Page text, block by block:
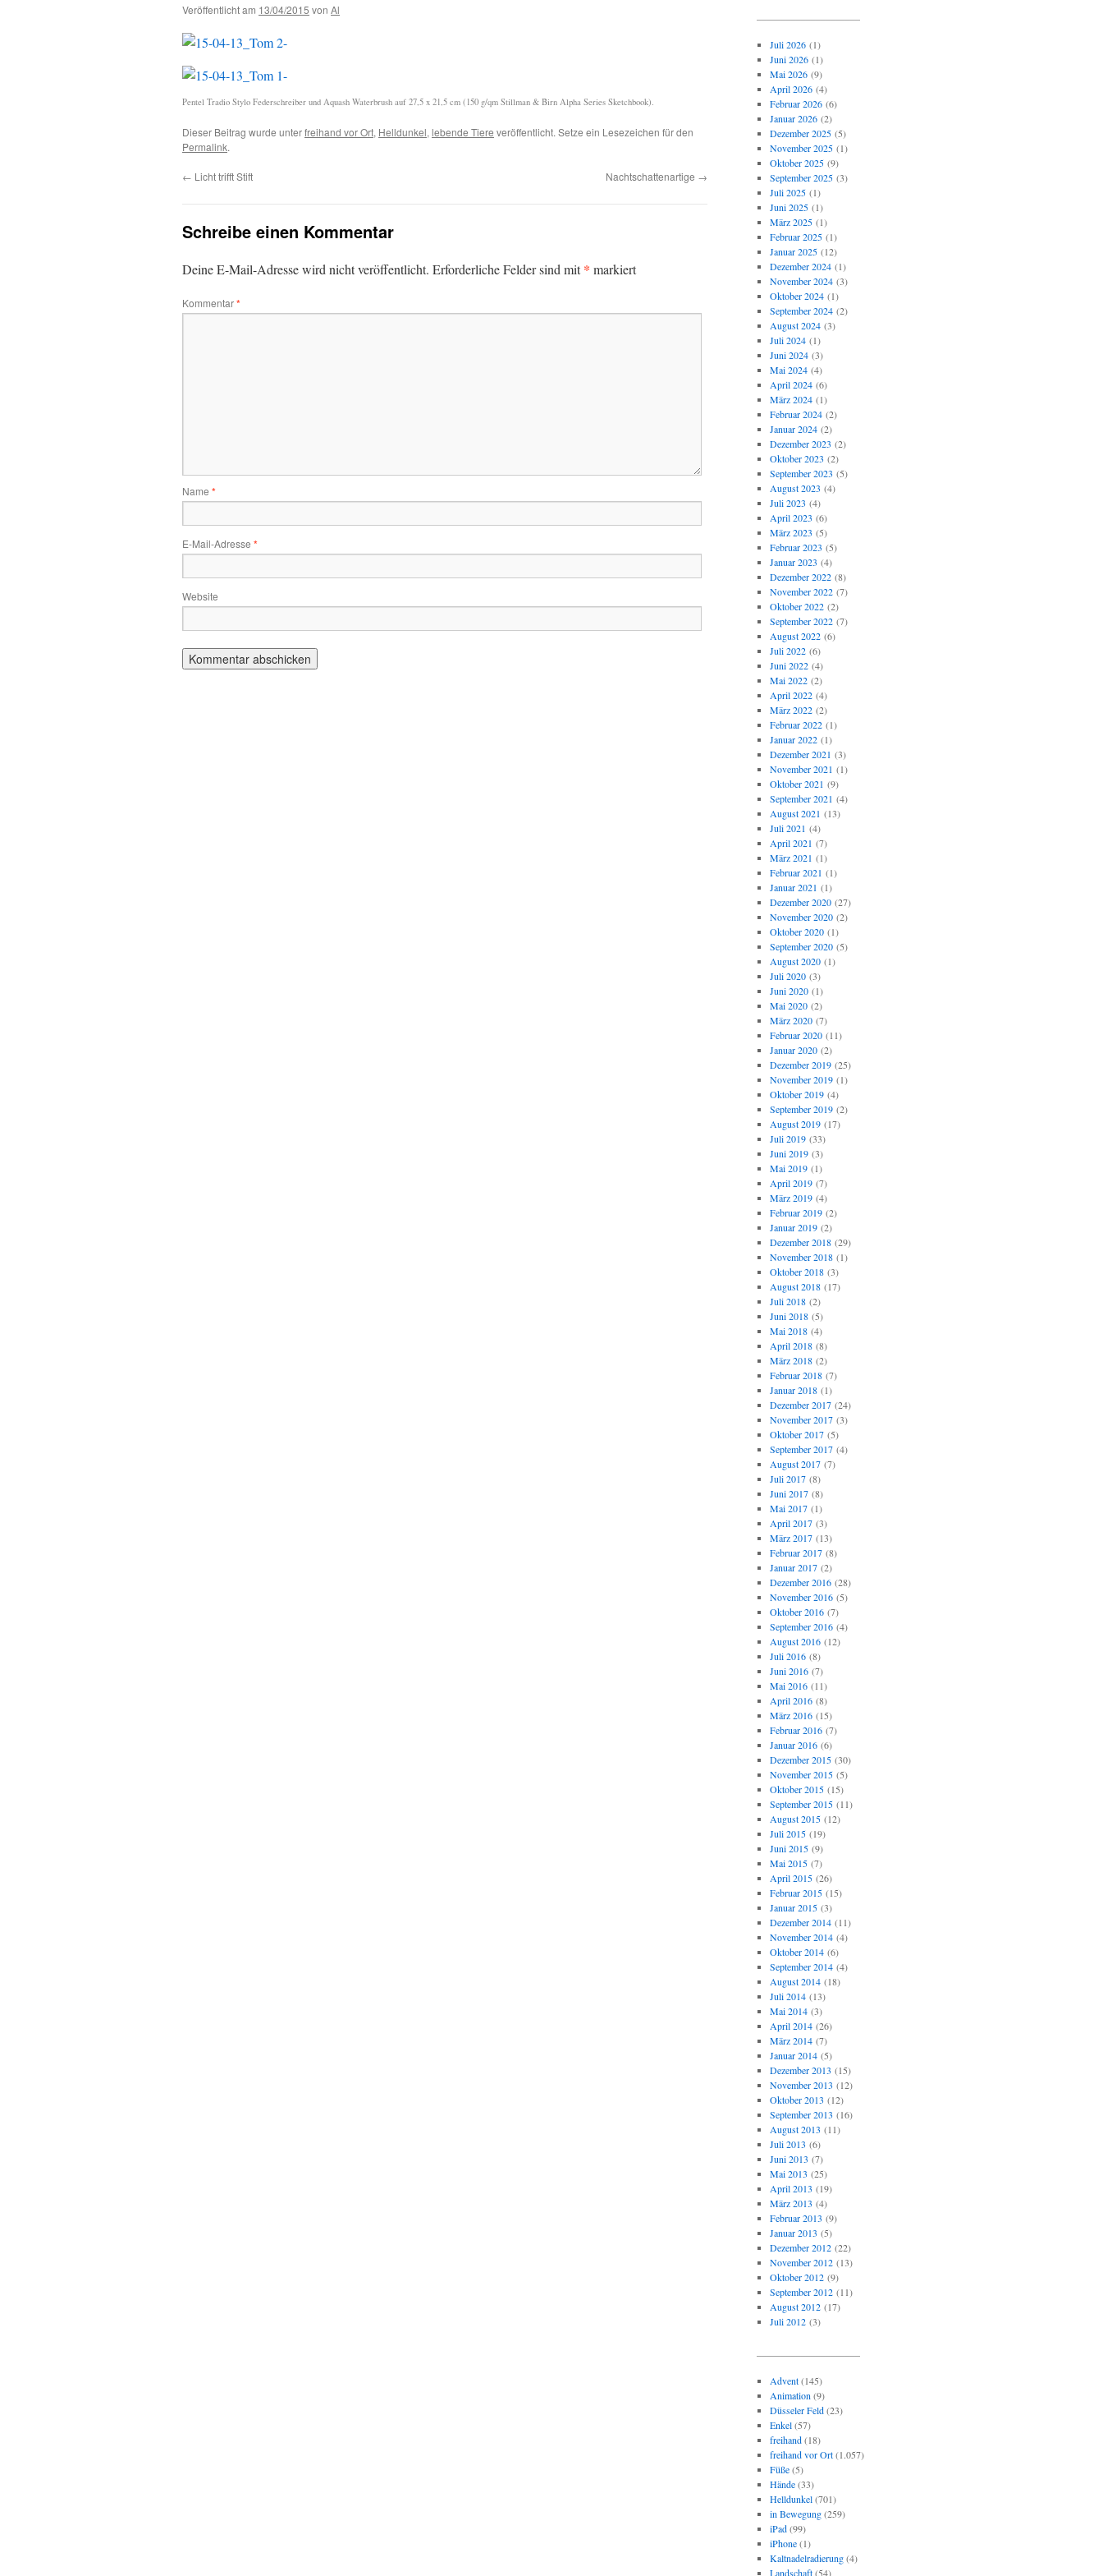
Veröffentlicht am 13/04/2015 von Al
Pentel Tradio Stylo Federschreiber und Aquash Waterbrush auf 27,5 x 21,5 cm (150 g/qm Stillman & Birn Alpha Series Sketchbook).
Dieser Beitrag wurde unterfreihand vor Ort, Helldunkel, lebende Tiere veröffentlicht. Setze ein Lesezeichen für den
Permalink.
← Licht trifft Stift Nachtschattenartige →
Schreibe einen Kommentar
Deine E-Mail-Adresse wird nicht veröffentlicht. Erforderliche Felder sind mit* markiert
Kommentar*
Name *
E-Mail-Adresse *
Website
Juli 2026(1)
Juni 2026(1)
Mai 2026(9)
April 2026(4)
Februar 2026(6)
Januar 2026(2)
Dezember 2025(5)
November 2025(1)
Oktober 2025(9)
September 2025(3)
Juli 2025(1)
Juni 2025(1)
März 2025(1)
Februar 2025(1)
Januar 2025(12)
Dezember 2024(1)
November 2024(3)
Oktober 2024(1)
September 2024(2)
August 2024(3)
Juli 2024(1)
Juni 2024(3)
Mai 2024(4)
April 2024(6)
März 2024(1)
Februar 2024(2)
Januar 2024(2)
Dezember 2023 (2)
Oktober 2023 (2)
September 2023 (5)
August 2023 (4)
Juli 2023 (4)
April 2023 (6)
März 2023 (5)
Februar 2023 (5)
Januar 2023 (4)
Dezember 2022(8)
November 2022(7)
Oktober 2022(2)
September 2022(7)
August 2022(6)
Juli 2022(6)
Juni 2022(4)
Mai 2022(2)
April 2022(4)
März 2022(2)
Februar 2022(1)
Januar 2022(1)
Dezember 2021 (3)
November 2021 (1)
Oktober 2021 (9)
September 2021 (4)
August 2021 (13)
Juli 2021 (4)
April 2021 (7)
März 2021 (1)
Februar 2021 (1)
Januar 2021 (1)
Dezember 2020(27)
November 2020(2)
Oktober 2020(1)
September 2020(5)
August 2020(1)
Juli 2020(3)
Juni 2020(1)
Mai 2020(2)
März 2020(7)
Februar 2020(11)
Januar 2020(2)
Dezember 2019(25)
November 2019(1)
Oktober 2019(4)
September 2019(2)
August 2019(17)
Juli 2019(33)
Juni 2019(3)
Mai 2019(1)
April 2019(7)
März 2019(4)
Februar 2019(2)
Januar 2019(2)
Dezember 2018(29)
November 2018(1)
Oktober 2018(3)
August 2018(17)
Juli 2018(2)
Juni 2018(5)
Mai 2018(4)
April 2018(8)
März 2018(2)
Februar 2018(7)
Januar 2018(1)
Dezember 2017(24)
November 2017(3)
Oktober 2017(5)
September 2017(4)
August 2017(7)
Juli 2017(8)
Juni 2017(8)
Mai 2017(1)
April 2017(3)
März 2017(13)
Februar 2017(8)
Januar 2017(2)
Dezember 2016(28)
November 2016(5)
Oktober 2016(7)
September 2016(4)
August 2016(12)
Juli 2016(8)
Juni 2016(7)
Mai 2016(11)
April 2016(8)
März 2016(15)
Februar 2016(7)
Januar 2016(6)
Dezember 2015(30)
November 2015(5)
Oktober 2015(15)
September 2015(11)
August 2015(12)
Juli 2015(19)
Juni 2015(9)
Mai 2015(7)
April 2015(26)
Februar 2015(15)
Januar 2015(3)
Dezember 2014(11)
November 2014(4)
Oktober 2014(6)
September 2014(4)
August 2014(18)
Juli 2014(13)
Mai 2014(3)
April 2014(26)
März 2014(7)
Januar 2014(5)
Dezember 2013 (15)
November 2013 (12)
Oktober 2013 (12)
September 2013 (16)
August 2013 (11)
Juli 2013 (6)
Juni 2013 (7)
Mai 2013 (25)
April 2013 (19)
März 2013 (4)
Februar 2013 (9)
Januar 2013 (5)
Dezember 2012(22)
November 2012(13)
Oktober 2012(9)
September 2012(11)
August 2012(17)
Juli 2012(3)
Advent(145)
Animation (9)
Düsseler Feld(23)
Enkel(57)
freihand(18)
freihand vor Ort(1.057)
Füße(5)
Hände(33)
Helldunkel(701)
in Bewegung(259)
iPad(99)
iPhone(1)
Kaltnadelradierung(4)
Landschaft(54)